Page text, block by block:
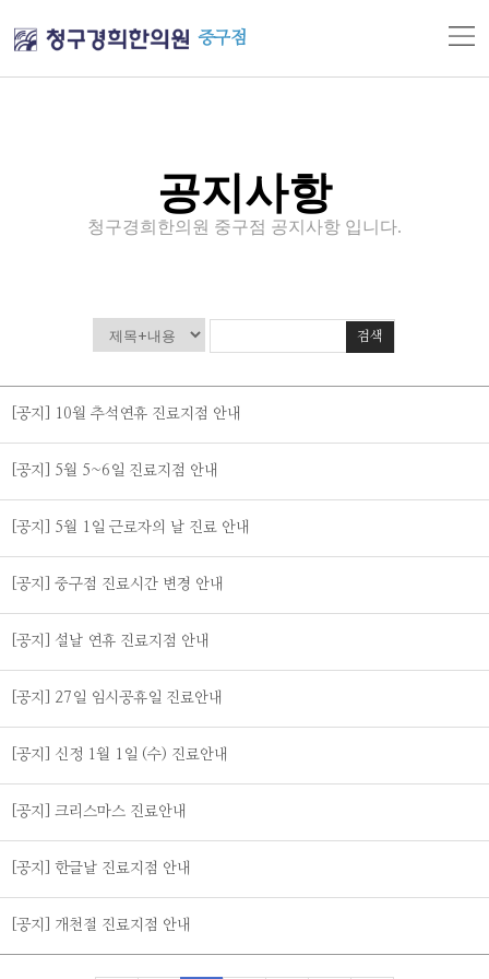
중구점
공지사항
청구경희한의원 중구점 공지사항 입니다.
검색
[공지] 10월 추석연휴 진료지점 안내
[공지] 5월 5~6일 진료지점 안내
[공지] 5월 1일 근로자의 날 진료 안내
[공지] 중구점 진료시간 변경 안내
[공지] 설날 연휴 진료지점 안내
[공지] 27일 임시공휴일 진료안내
[공지] 신정 1월 1일 (수) 진료안내
[공지] 크리스마스 진료안내
[공지] 한글날 진료지점 안내
[공지] 개천절 진료지점 안내